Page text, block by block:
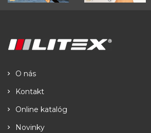
O nás
Kontakt
Online katalóg
Novinky